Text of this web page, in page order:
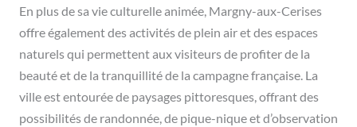
En plus de sa vie culturelle animée, Margny-aux-Cerises
offre également des activités de plein air et des espaces
naturels qui permettent aux visiteurs de profiter de la
beauté et de la tranquillité de la campagne française. La
ville est entourée de paysages pittoresques, offrant des
possibilités de randonnée, de pique-nique et d’observation